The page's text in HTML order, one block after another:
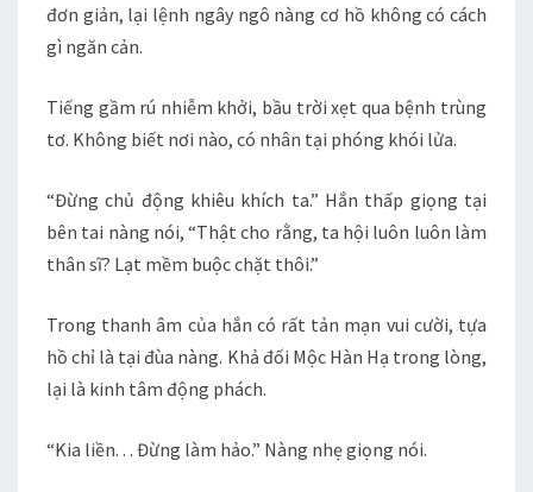
đơn giản, lại lệnh ngây ngô nàng cơ hồ không có cách
gì ngăn cản.
Tiếng gầm rú nhiễm khởi, bầu trời xẹt qua bệnh trùng
tơ. Không biết nơi nào, có nhân tại phóng khói lửa.
“Đừng chủ động khiêu khích ta.” Hắn thấp giọng tại
bên tai nàng nói, “Thật cho rằng, ta hội luôn luôn làm
thân sĩ? Lạt mềm buộc chặt thôi.”
Trong thanh âm của hắn có rất tản mạn vui cười, tựa
hồ chỉ là tại đùa nàng. Khả đối Mộc Hàn Hạ trong lòng,
lại là kinh tâm động phách.
“Kia liền. . . Đừng làm hảo.” Nàng nhẹ giọng nói.